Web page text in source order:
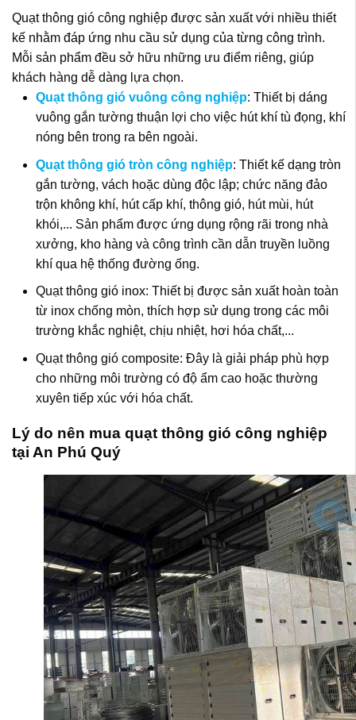
Quạt thông gió công nghiệp được sản xuất với nhiều thiết
kế nhằm đáp ứng nhu cầu sử dụng của từng công trình.
Mỗi sản phẩm đều sở hữu những ưu điểm riêng, giúp
khách hàng dễ dàng lựa chọn.
Quạt thông gió vuông công nghiệp: Thiết bị dáng
vuông gắn tường thuận lợi cho việc hút khí tù đọng, khí
nóng bên trong ra bên ngoài.
Quạt thông gió tròn công nghiệp: Thiết kế dạng tròn
gắn tường, vách hoặc dùng độc lập; chức năng đảo
trộn không khí, hút cấp khí, thông gió, hút mùi, hút
khói,... Sản phẩm được ứng dụng rộng rãi trong nhà
xưởng, kho hàng và công trình cần dẫn truyền luồng
khí qua hệ thống đường ống.
Quạt thông gió inox: Thiết bị được sản xuất hoàn toàn
từ inox chống mòn, thích hợp sử dụng trong các môi
trường khắc nghiệt, chịu nhiệt, hơi hóa chất,...
Quạt thông gió composite: Đây là giải pháp phù hợp
cho những môi trường có độ ẩm cao hoặc thường
xuyên tiếp xúc với hóa chất.
Lý do nên mua quạt thông gió công nghiệp
tại An Phú Quý